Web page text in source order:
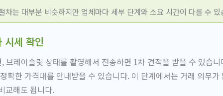
차는 대부분 비슷하지만 업체마다 세부 단계와 소요 시간이 다를 수 있
시세 확인
브레이슬릿 상태를 촬영해서 전송하면 1차 견적을 받을 수 있습
확한 가격대를 안내받을 수 있습니다. 이 단계에서는 거래 의무
교해도 됩니다.